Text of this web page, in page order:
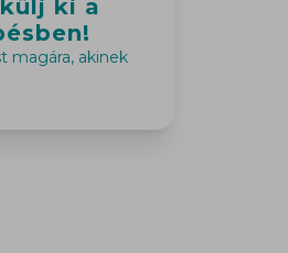
ki a
magára, akinek